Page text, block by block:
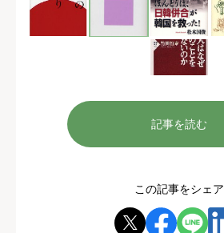
記事を読む
この記事をシェア